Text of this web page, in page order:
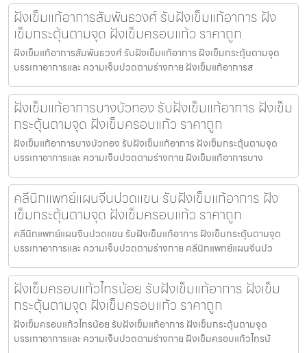
ฝังเข็มแก้อาการสัมพันธวงศ์ รับฝังเข็มแก้อาการ ฝัง
เข็มกระตุ้นตามจุด ฝังเข็มครอบแก้ว ราคาถูก
ฝังเข็มแก้อาการสัมพันธวงศ์ รับฝังเข็มแก้อาการ ฝังเข็มกระตุ้นตามจุด
บรรเทาอาการและ ความเจ็บปวดตามร่างกาย ฝังเข็มแก้อาการส
ฝังเข็มแก้อาการบางบัวทอง รับฝังเข็มแก้อาการ ฝังเข็ม
กระตุ้นตามจุด ฝังเข็มครอบแก้ว ราคาถูก
ฝังเข็มแก้อาการบางบัวทอง รับฝังเข็มแก้อาการ ฝังเข็มกระตุ้นตามจุด
บรรเทาอาการและ ความเจ็บปวดตามร่างกาย ฝังเข็มแก้อาการบาง
คลีนิกแพทย์แผนจีนปวดแขน รับฝังเข็มแก้อาการ ฝัง
เข็มกระตุ้นตามจุด ฝังเข็มครอบแก้ว ราคาถูก
คลีนิกแพทย์แผนจีนปวดแขน รับฝังเข็มแก้อาการ ฝังเข็มกระตุ้นตามจุด
บรรเทาอาการและ ความเจ็บปวดตามร่างกาย คลีนิกแพทย์แผนจีนปว
ฝังเข็มครอบแก้วไทรน้อย รับฝังเข็มแก้อาการ ฝังเข็ม
กระตุ้นตามจุด ฝังเข็มครอบแก้ว ราคาถูก
ฝังเข็มครอบแก้วไทรน้อย รับฝังเข็มแก้อาการ ฝังเข็มกระตุ้นตามจุด
บรรเทาอาการและ ความเจ็บปวดตามร่างกาย ฝังเข็มครอบแก้วไทรน้